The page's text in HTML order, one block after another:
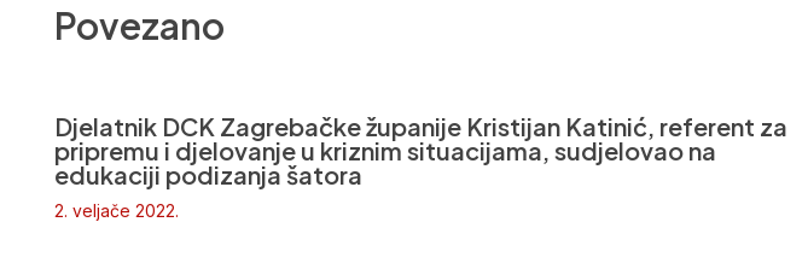
Povezano
Djelatnik DCK Zagrebačke županije Kristijan Katinić, referent za
pripremu i djelovanje u kriznim situacijama, sudjelovao na
edukaciji podizanja šatora
2. veljače 2022.